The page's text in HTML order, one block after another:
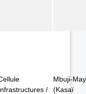
/
Mbuji-
(Kasaï